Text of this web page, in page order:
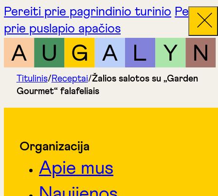
Pereiti prie pagrindinio turinio Pereiti
prie puslapio apačios
Titulinis/Receptai/Žalios salotos su „Garden
Gourmet“ falafeliais
Organizacija
Apie mus